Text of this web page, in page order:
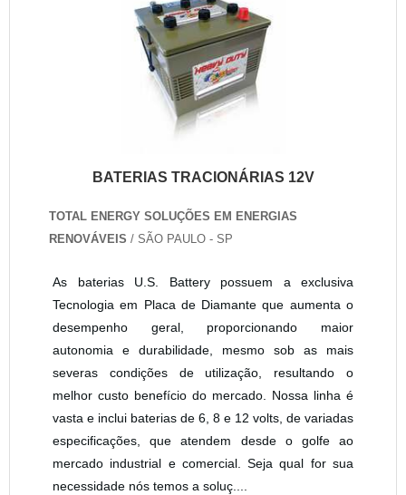
BATERIAS TRACIONÁRIAS 12V
TOTAL ENERGY SOLUÇÕES EM ENERGIAS
RENOVÁVEIS / SÃO PAULO - SP
As baterias U.S. Battery possuem a exclusiva
Tecnologia em Placa de Diamante que aumenta o
desempenho geral, proporcionando maior
autonomia e durabilidade, mesmo sob as mais
severas condições de utilização, resultando o
melhor custo benefício do mercado. Nossa linha é
vasta e inclui baterias de 6, 8 e 12 volts, de variadas
especificações, que atendem desde o golfe ao
mercado industrial e comercial. Seja qual for sua
necessidade nós temos a soluç....